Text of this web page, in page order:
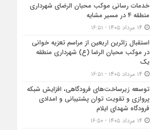
خدمات رسانی موکب محبان الرضای شهرداری
منطقه ۴ در مسیر مشایه
استقبال زائرین اربعین از مراسم تعزیه خوانی
در موکب محبان الرضا (ع) شهرداری منطقه
یک
توسعه زیرساخت‌های فرودگاهی، افزایش شبکه
پروازی و تقویت توان پشتیبانی و امدادی
فرودگاه شهدای ایلام